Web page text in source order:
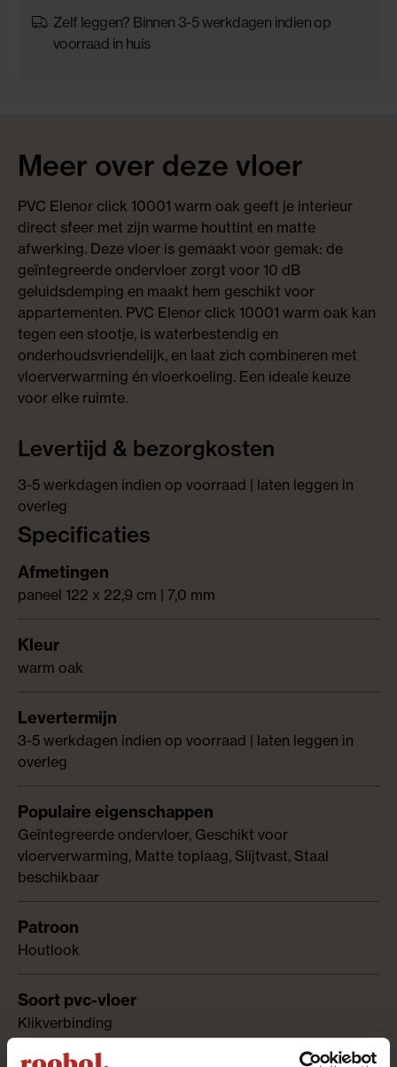
Zelf leggen? Binnen 3-5 werkdagen indien op
voorraad in huis
Meer over deze vloer
PVC Elenor click 10001 warm oak geeft je interieur
direct sfeer met zijn warme houttint en matte
afwerking. Deze vloer is gemaakt voor gemak: de
geïntegreerde ondervloer zorgt voor 10 dB
geluidsdemping en maakt hem geschikt voor
appartementen. PVC Elenor click 10001 warm oak kan
tegen een stootje, is waterbestendig en
onderhoudsvriendelijk, en laat zich combineren met
vloerverwarming én vloerkoeling. Een ideale keuze
voor elke ruimte.
Levertijd & bezorgkosten
3-5 werkdagen indien op voorraad | laten leggen in
overleg
Specificaties
paneel 122 x 22,9 cm | 7,0 mm
warm oak
3-5 werkdagen indien op voorraad | laten leggen in
overleg
Geïntegreerde ondervloer, Geschikt voor
vloerverwarming, Matte toplaag, Slijtvast, Staal
beschikbaar
Houtlook
Klikverbinding